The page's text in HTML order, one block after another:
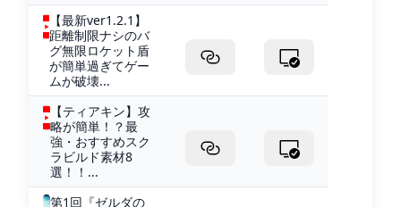
【最新ver1.2.1】
距離制限ナシのバ
グ無限ロケット盾
が簡単過ぎてゲー
ムが破壊...
【ティアキン】攻
略が簡単！？最
強・おすすめスク
ラビルド素材8
選！！...
第1回『ゼルダの